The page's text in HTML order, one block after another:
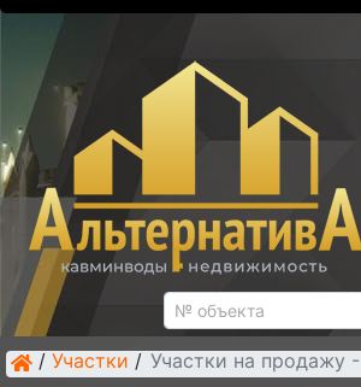
/ Участки / Участки на продажу